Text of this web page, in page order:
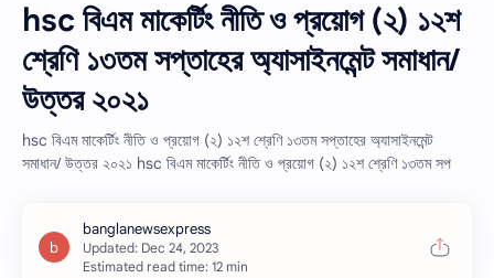
hsc বিএম মাকের্টিং নীতি ও প্রয়োগ (২) ১২শ
শ্রেণি ১৩তম সপ্তাহের অ্যাসাইনমেন্ট সমাধান/
উত্তর ২০২১
hsc বিএম মাকের্টিং নীতি ও প্রয়োগ (২) ১২শ শ্রেণি ১৩তম সপ্তাহের অ্যাসাইনমেন্ট
সমাধান/ উত্তর ২০২১ hsc বিএম মাকের্টিং নীতি ও প্রয়োগ (২) ১২শ শ্রেণি ১৩তম সপ
Estimated read time: 12 min